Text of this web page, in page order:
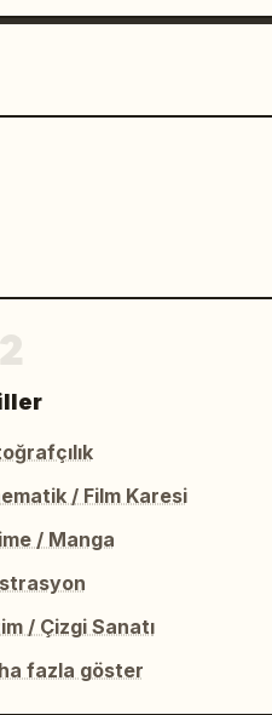
/ Film Karesi
/ Manga
/ Çizgi Sanatı
fazla göster